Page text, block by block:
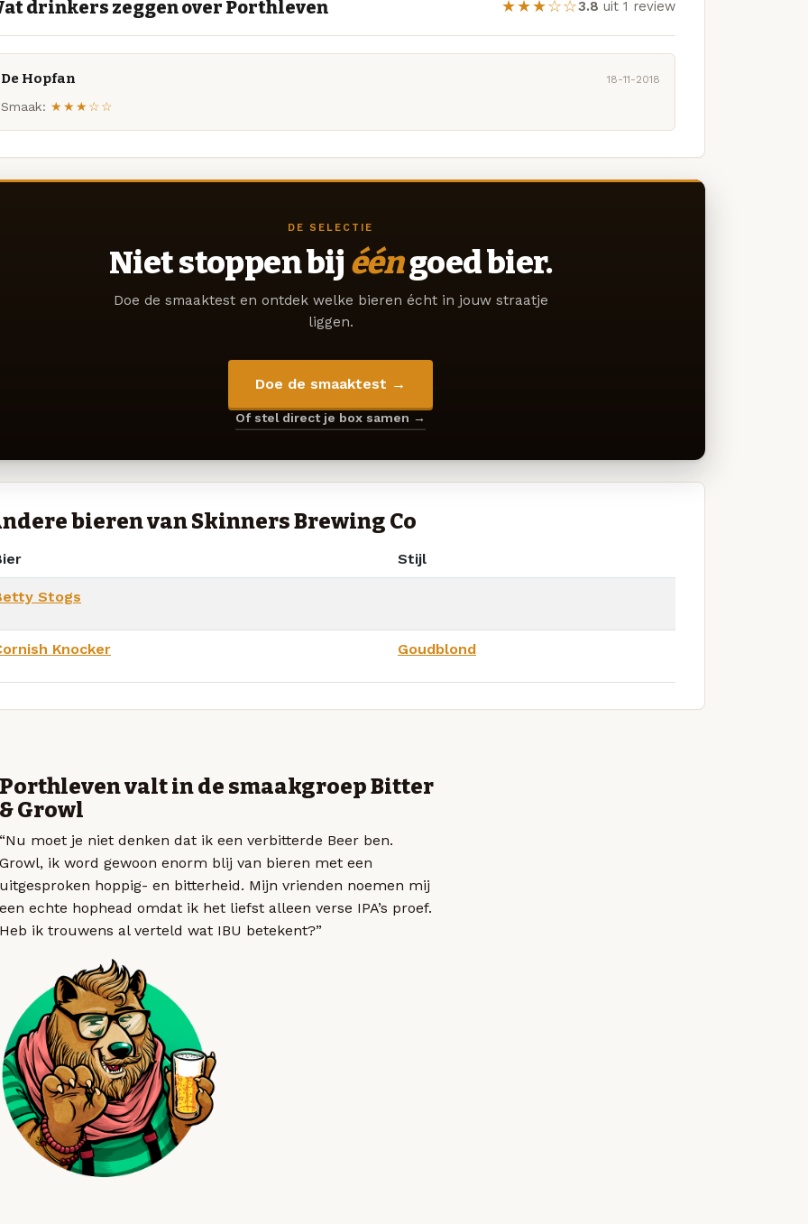
drinkers zeggen over Porthleven ★★★☆☆3.8 uit 1 review
De Hopfan 18-11-2018
Smaak: ★★★☆☆
DE SELECTIE
Niet stoppen bij ééngoed bier.
Doe de smaaktest en ontdek welke bieren écht in jouw straatje
liggen.
Doe de smaaktest →
Of stel direct je box samen →
bieren van Skinners Brewing Co
Stijl
Stogs
Knocker Goudblond
Porthleven valt in de smaakgroep Bitter
& Growl
“Nu moet je niet denken dat ik een verbitterde Beer ben.
Growl, ik word gewoon enorm blij van bieren met een
uitgesproken hoppig- en bitterheid. Mijn vrienden noemen mij
een echte hophead omdat ik het liefst alleen verse IPA’s proef.
Heb ik trouwens al verteld wat IBU betekent?”